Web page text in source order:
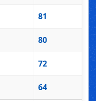
81
80
72
64